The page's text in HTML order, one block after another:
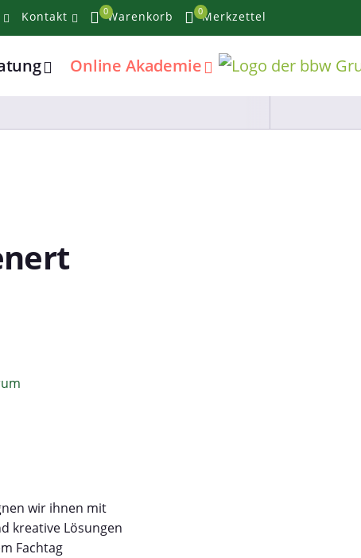
Kontakt 0Warenkorb 0Merkzettel
Online Akademie
wir ihnen mit
kreative Lösungen
Fachtag